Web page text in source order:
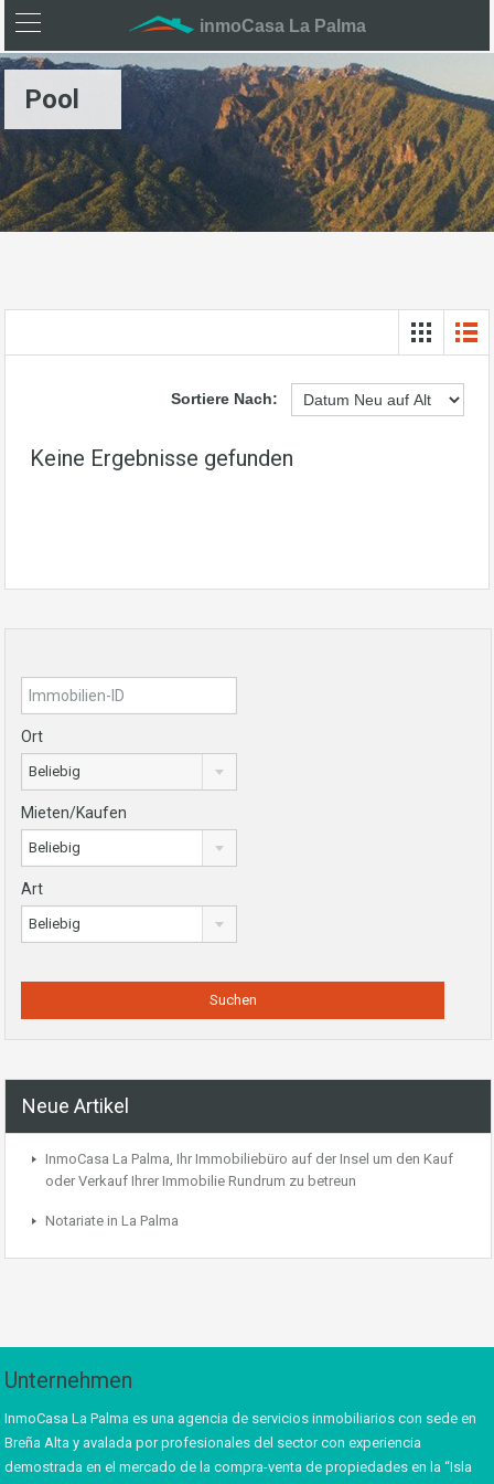
inmoCasa La Palma
Pool
Sortiere Nach:
Keine Ergebnisse gefunden
Ort
Beliebig
Mieten/Kaufen
Beliebig
Art
Beliebig
Neue Artikel
InmoCasa La Palma, Ihr Immobiliebüro auf der Insel um den Kauf
oder Verkauf Ihrer Immobilie Rundrum zu betreun
Notariate in La Palma
Unternehmen
InmoCasa La Palma es una agencia de servicios inmobiliarios con sede en
Breña Alta y avalada por profesionales del sector con experiencia
demostrada en el mercado de la compra-venta de propiedades en la “Isla